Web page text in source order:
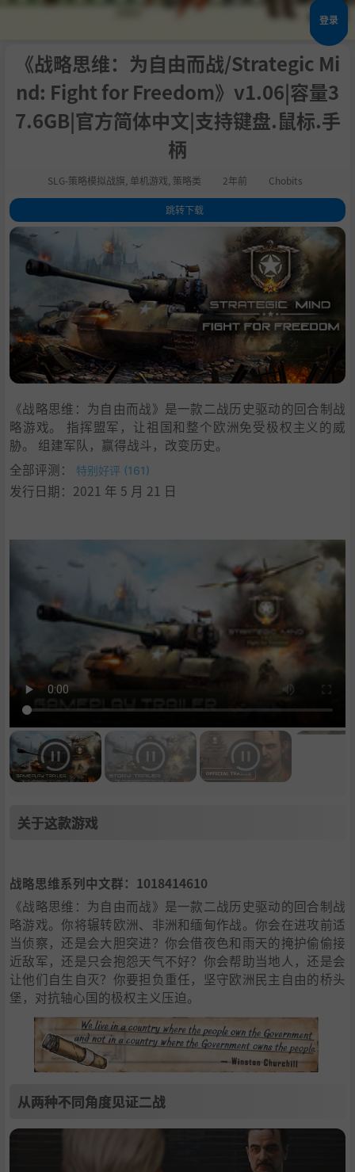
登录
《战略思维：为自由而战/Strategic Mi
nd: Fight for Freedom》v1.06|容量3
7.6GB|官方简体中文|支持键盘.鼠标.手
柄
SLG-策略模拟战旗 单机游戏 策略类 2年前 Chobits
跳转下载
1.关于这款游戏
2.
从两种不同角度见证二战
. 历史行动和架空场景
5
游戏特点
6 .欢迎游玩新作品
系统需求
8.支持作者
10. 学习版下载
《战略思维：为自由而战》是一款二战历史驱动的回合制战
略游戏。 指挥盟军，让祖国和整个欧洲免受极权主义的威
胁。 组建军队，赢得战斗，改变历史。
全部评测：
特别好评 (161)
发行日期：2021 年 5 月 21 日
关于这款游戏
战略思维系列中文群：1018414610
《战略思维：为自由而战》是一款二战历史驱动的回合制战
略游戏。你将辗转欧洲、非洲和缅甸作战。你会在进攻前适
当侦察，还是会大胆突进？你会借夜色和雨天的掩护偷偷接
近敌军，还是只会抱怨天气不好？你会帮助当地人，还是会
让他们自生自灭？你要担负重任，坚守欧洲民主自由的桥头
堡，对抗轴心国的极权主义压迫。
从两种不同角度见证二战